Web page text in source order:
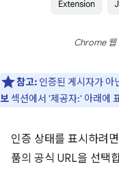
Chrome 웹
참고: 인증된 게시자가 아
보섹션에서 '제공자:' 아래에
인증 상태를 표시하려
품의 공식 URL을 선택